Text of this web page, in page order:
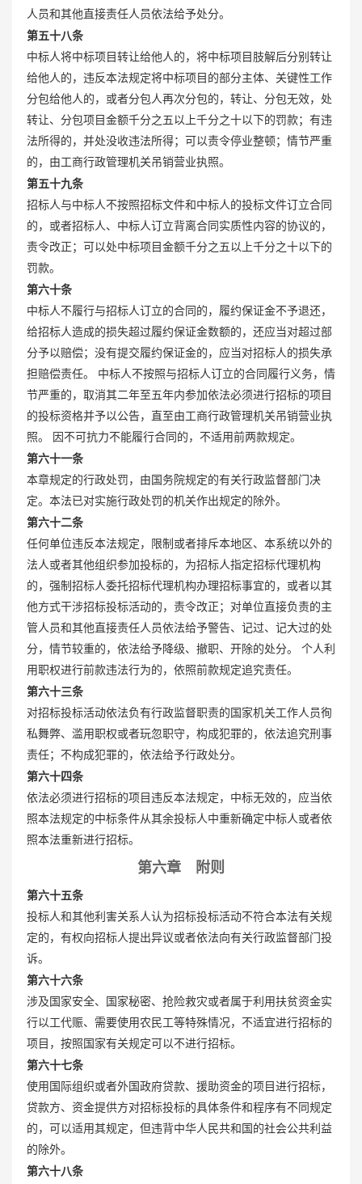
人员和其他直接责任人员依法给予处分。
第五十八条
中标人将中标项目转让给他人的，将中标项目肢解后分别转让
给他人的，违反本法规定将中标项目的部分主体、关键性工作
分包给他人的，或者分包人再次分包的，转让、分包无效，处
转让、分包项目金额千分之五以上千分之十以下的罚款；有违
法所得的，并处没收违法所得；可以责令停业整顿；情节严重
的，由工商行政管理机关吊销营业执照。
第五十九条
招标人与中标人不按照招标文件和中标人的投标文件订立合同
的，或者招标人、中标人订立背离合同实质性内容的协议的，
责令改正；可以处中标项目金额千分之五以上千分之十以下的
罚款。
第六十条
中标人不履行与招标人订立的合同的，履约保证金不予退还，
给招标人造成的损失超过履约保证金数额的，还应当对超过部
分予以赔偿；没有提交履约保证金的，应当对招标人的损失承
担赔偿责任。 中标人不按照与招标人订立的合同履行义务，情
节严重的，取消其二年至五年内参加依法必须进行招标的项目
的投标资格并予以公告，直至由工商行政管理机关吊销营业执
照。 因不可抗力不能履行合同的，不适用前两款规定。
第六十一条
本章规定的行政处罚，由国务院规定的有关行政监督部门决
定。本法已对实施行政处罚的机关作出规定的除外。
第六十二条
任何单位违反本法规定，限制或者排斥本地区、本系统以外的
法人或者其他组织参加投标的，为招标人指定招标代理机构
的，强制招标人委托招标代理机构办理招标事宜的，或者以其
他方式干涉招标投标活动的，责令改正；对单位直接负责的主
管人员和其他直接责任人员依法给予警告、记过、记大过的处
分，情节较重的，依法给予降级、撤职、开除的处分。 个人利
用职权进行前款违法行为的，依照前款规定追究责任。
第六十三条
对招标投标活动依法负有行政监督职责的国家机关工作人员徇
私舞弊、滥用职权或者玩忽职守，构成犯罪的，依法追究刑事
责任；不构成犯罪的，依法给予行政处分。
第六十四条
依法必须进行招标的项目违反本法规定，中标无效的，应当依
照本法规定的中标条件从其余投标人中重新确定中标人或者依
照本法重新进行招标。
第六章 附则
第六十五条
投标人和其他利害关系人认为招标投标活动不符合本法有关规
定的，有权向招标人提出异议或者依法向有关行政监督部门投
诉。
第六十六条
涉及国家安全、国家秘密、抢险救灾或者属于利用扶贫资金实
行以工代赈、需要使用农民工等特殊情况，不适宜进行招标的
项目，按照国家有关规定可以不进行招标。
第六十七条
使用国际组织或者外国政府贷款、援助资金的项目进行招标，
贷款方、资金提供方对招标投标的具体条件和程序有不同规定
的，可以适用其规定，但违背中华人民共和国的社会公共利益
的除外。
第六十八条